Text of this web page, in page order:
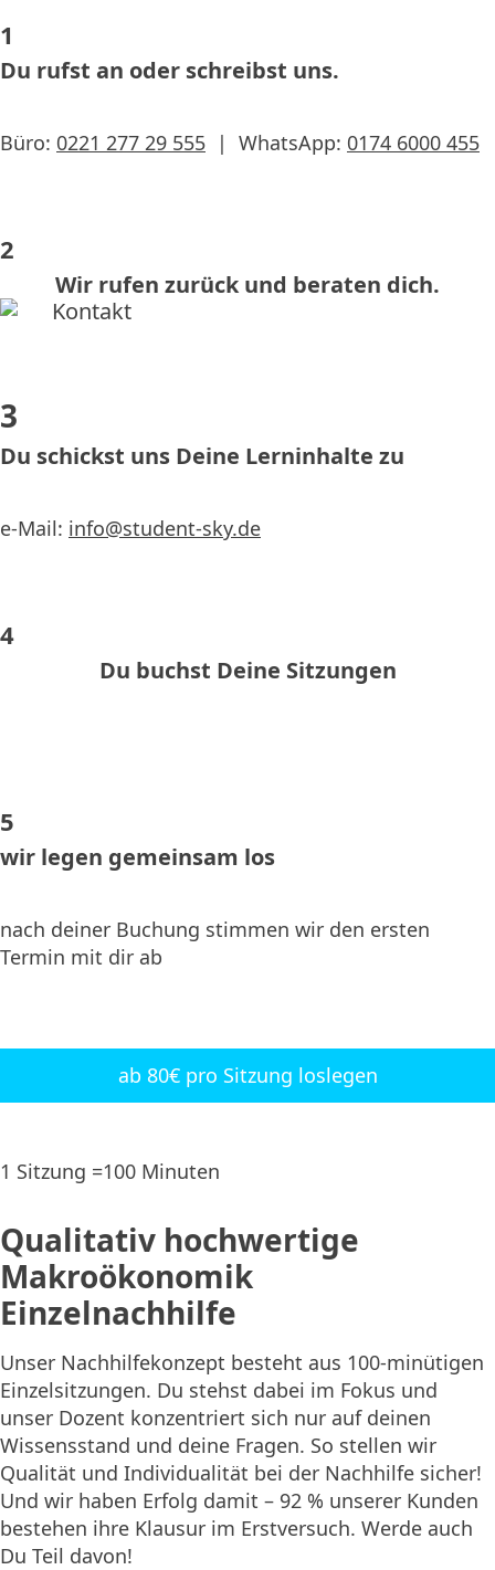
1
Du rufst an oder schreibst uns.
Büro: 0221 277 29 555 | WhatsApp: 0174 6000 455
2
Wir rufen zurück und beraten dich.
3
Du schickst uns Deine Lerninhalte zu
e-Mail: info@student-sky.de
4
Du buchst Deine Sitzungen
5
wir legen gemeinsam los
nach deiner Buchung stimmen wir den ersten
Termin mit dir ab
ab 80€ pro Sitzung loslegen
1 Sitzung =100 Minuten
Qualitativ hochwertige
Makroökonomik
Einzelnachhilfe
Unser Nachhilfekonzept besteht aus 100-minütigen
Einzelsitzungen. Du stehst dabei im Fokus und
unser Dozent konzentriert sich nur auf deinen
Wissensstand und deine Fragen. So stellen wir
Qualität und Individualität bei der Nachhilfe sicher!
Und wir haben Erfolg damit – 92 % unserer Kunden
bestehen ihre Klausur im Erstversuch. Werde auch
Du Teil davon!